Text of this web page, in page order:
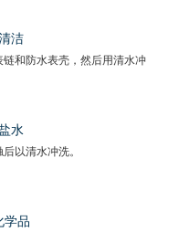
洁
和防水表壳，然后用清水冲
水
以清水冲洗。
学品